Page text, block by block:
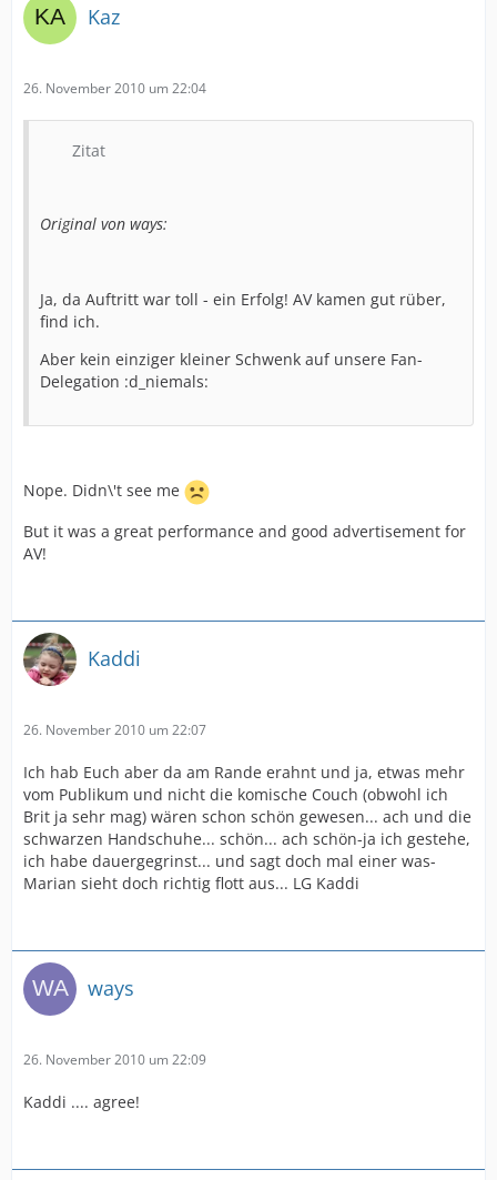
Kaz
26. November 2010 um 22:04
Zitat
Original von ways:
Ja, da Auftritt war toll - ein Erfolg! AV kamen gut rüber,
find ich.
Aber kein einziger kleiner Schwenk auf unsere Fan-
Delegation :d_niemals:
Nope. Didn\'t see me
But it was a great performance and good advertisement for
AV!
Kaddi
26. November 2010 um 22:07
Ich hab Euch aber da am Rande erahnt und ja, etwas mehr
vom Publikum und nicht die komische Couch (obwohl ich
Brit ja sehr mag) wären schon schön gewesen... ach und die
schwarzen Handschuhe... schön... ach schön-ja ich gestehe,
ich habe dauergegrinst... und sagt doch mal einer was-
Marian sieht doch richtig flott aus... LG Kaddi
ways
26. November 2010 um 22:09
Kaddi .... agree!